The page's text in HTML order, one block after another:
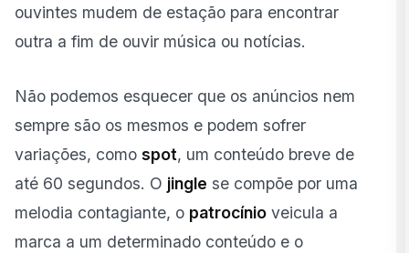
ouvintes mudem de estação para encontrar
outra a fim de ouvir música ou notícias.
Não podemos esquecer que os anúncios nem
sempre são os mesmos e podem sofrer
variações, como spot, um conteúdo breve de
até 60 segundos. O jingle se compõe por uma
melodia contagiante, o patrocínio veicula a
marca a um determinado conteúdo e o